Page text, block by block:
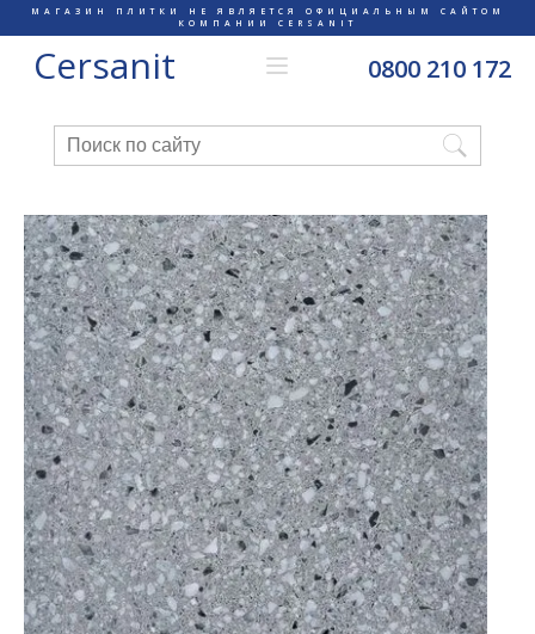
МАГАЗИН ПЛИТКИ НЕ ЯВЛЯЕТСЯ ОФИЦИАЛЬНЫМ САЙТОМ
КОМПАНИИ CERSANIT
Cersanit 0800 210 172